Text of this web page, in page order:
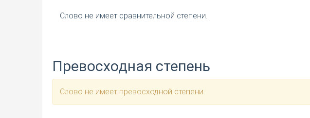
Слово не имеет сравнительной степени.
Превосходная степень
Слово не имеет превосходной степени.